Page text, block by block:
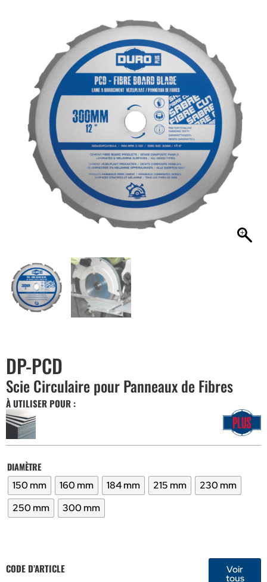
DP-PCD
Scie Circulaire pour Panneaux de Fibres
À UTILISER POUR :
DIAMÈTRE
150 mm
160 mm 184 mm 215 mm
230 mm
250 mm
300 mm
CODE D’ARTICLE Voir
tous